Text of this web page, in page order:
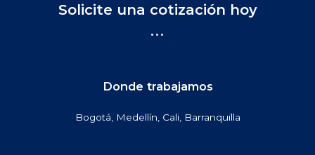
Solicite una cotización hoy
...
Donde trabajamos
Bogotá, Medellín, Cali, Barranquilla